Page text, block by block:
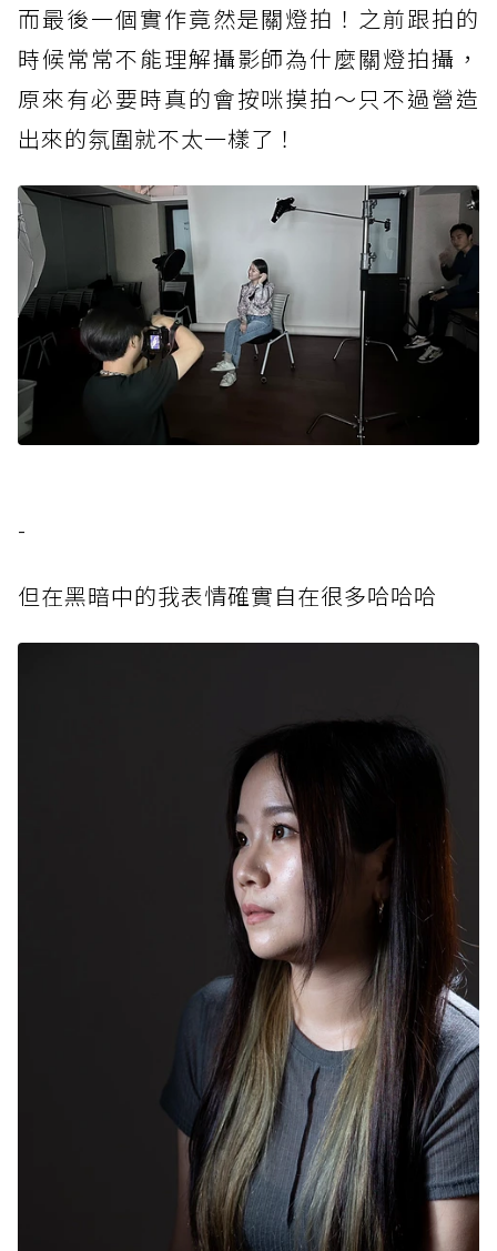
而最後一個實作竟然是關燈拍！之前跟拍的
時候常常不能理解攝影師為什麼關燈拍攝，
原來有必要時真的會按咪摸拍～只不過營造
出來的氛圍就不太一樣了！
-
但在黑暗中的我表情確實自在很多哈哈哈